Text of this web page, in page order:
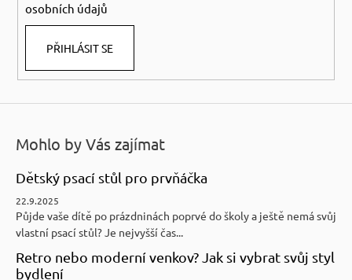
v
ý
u
osobních údajů
PŘIHLÁSIT SE
Mohlo by Vás zajímat
Dětský psací stůl pro prvňáčka
22.9.2025
Půjde vaše dítě po prázdninách poprvé do školy a ještě nemá svůj
vlastní psací stůl? Je nejvyšší čas...
Retro nebo moderní venkov? Jak si vybrat svůj styl
bydlení